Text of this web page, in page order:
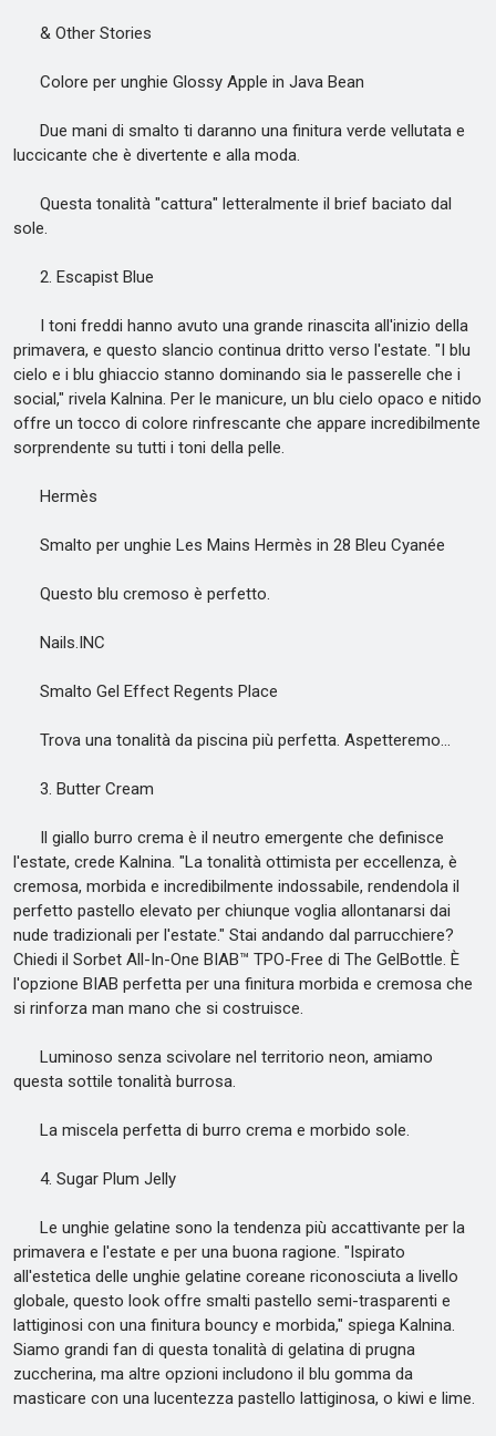
& Other Stories
Colore per unghie Glossy Apple in Java Bean
Due mani di smalto ti daranno una finitura verde vellutata e
luccicante che è divertente e alla moda.
Questa tonalità "cattura" letteralmente il brief baciato dal
sole.
2. Escapist Blue
I toni freddi hanno avuto una grande rinascita all'inizio della
primavera, e questo slancio continua dritto verso l'estate. "I blu
cielo e i blu ghiaccio stanno dominando sia le passerelle che i
social," rivela Kalnina. Per le manicure, un blu cielo opaco e nitido
offre un tocco di colore rinfrescante che appare incredibilmente
sorprendente su tutti i toni della pelle.
Hermès
Smalto per unghie Les Mains Hermès in 28 Bleu Cyanée
Questo blu cremoso è perfetto.
Nails.INC
Smalto Gel Effect Regents Place
Trova una tonalità da piscina più perfetta. Aspetteremo...
3. Butter Cream
Il giallo burro crema è il neutro emergente che definisce
l'estate, crede Kalnina. "La tonalità ottimista per eccellenza, è
cremosa, morbida e incredibilmente indossabile, rendendola il
perfetto pastello elevato per chiunque voglia allontanarsi dai
nude tradizionali per l'estate." Stai andando dal parrucchiere?
Chiedi il Sorbet All-In-One BIAB™ TPO-Free di The GelBottle. È
l'opzione BIAB perfetta per una finitura morbida e cremosa che
si rinforza man mano che si costruisce.
Luminoso senza scivolare nel territorio neon, amiamo
questa sottile tonalità burrosa.
La miscela perfetta di burro crema e morbido sole.
4. Sugar Plum Jelly
Le unghie gelatine sono la tendenza più accattivante per la
primavera e l'estate e per una buona ragione. "Ispirato
all'estetica delle unghie gelatine coreane riconosciuta a livello
globale, questo look offre smalti pastello semi-trasparenti e
lattiginosi con una finitura bouncy e morbida," spiega Kalnina.
Siamo grandi fan di questa tonalità di gelatina di prugna
zuccherina, ma altre opzioni includono il blu gomma da
masticare con una lucentezza pastello lattiginosa, o kiwi e lime.